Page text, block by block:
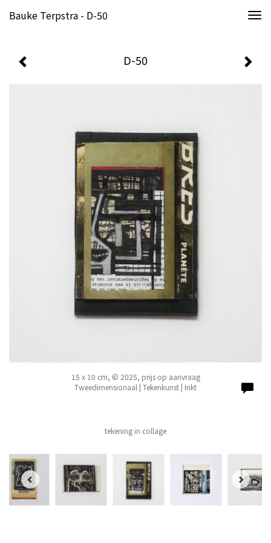
Bauke Terpstra - D-50
D-50
15 x 10 cm, © 2025, prijs op aanvraag
Tweedimensionaal | Tekenkunst | Inkt
tekening in collage